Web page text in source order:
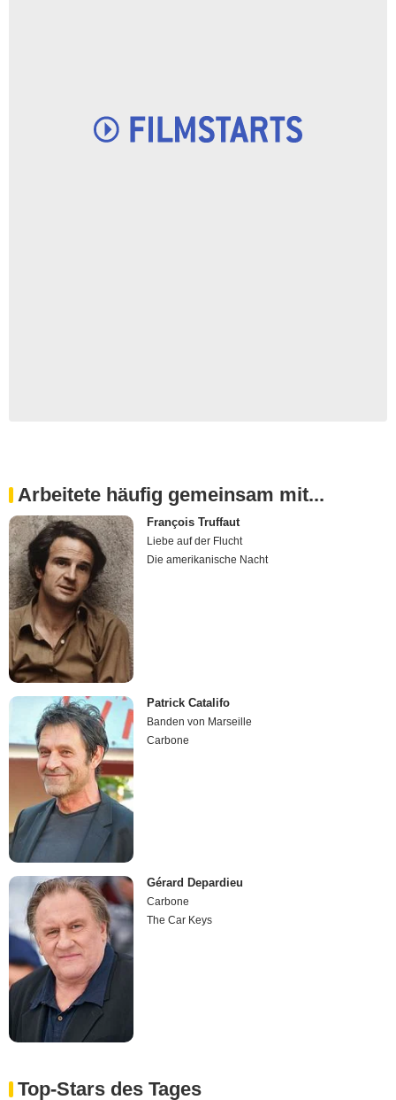
Arbeitete häufig gemeinsam mit...
François Truffaut
Liebe auf der Flucht
Die amerikanische Nacht
Patrick Catalifo
Banden von Marseille
Carbone
Gérard Depardieu
Carbone
The Car Keys
Top-Stars des Tages